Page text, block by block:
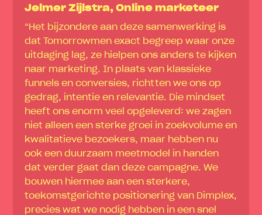
Jelmer Zijlstra, Online marketeer
“Het bijzondere aan deze samenwerking is
dat Tomorrowmen exact begreep waar onze
uitdaging lag, ze hielpen ons anders te kijken
naar marketing. In plaats van klassieke
funnels en conversies, richtten we ons op
gedrag, intentie en relevantie. Die mindset
heeft ons enorm veel opgeleverd: we zagen
niet alleen een sterke groei in zoekvolume en
kwalitatieve bezoekers, maar hebben nu
ook een duurzaam meetmodel in handen
dat verder gaat dan deze campagne. We
bouwen hiermee aan een sterkere,
toekomstgerichte positionering van Dimplex,
precies wat we nodig hebben in een snel